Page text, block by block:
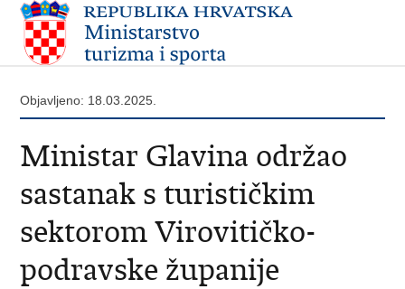
Objavljeno: 18.03.2025.
Ministar Glavina održao
sastanak s turističkim
sektorom Virovitičko-
podravske županije